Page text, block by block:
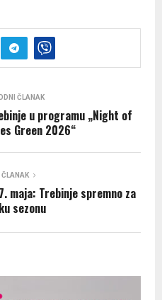
ČLANAK
u programu „Night of
Green 2026“
ČLANAK
maja: Trebinje spremno za
sezonu